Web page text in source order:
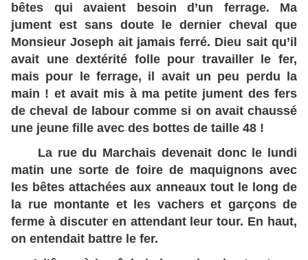
bêtes qui avaient besoin d’un ferrage. Ma
jument est sans doute le dernier cheval que
Monsieur Joseph ait jamais ferré. Dieu sait qu’il
avait une dextérité folle pour travailler le fer,
mais pour le ferrage, il avait un peu perdu la
main ! et avait mis à ma petite jument des fers
de cheval de labour comme si on avait chaussé
une jeune fille avec des bottes de taille 48 !
La rue du Marchais devenait donc le lundi
matin une sorte de foire de maquignons avec
les bêtes attachées aux anneaux tout le long de
la rue montante et les vachers et garçons de
ferme à discuter en attendant leur tour. En haut,
on entendait battre le fer.